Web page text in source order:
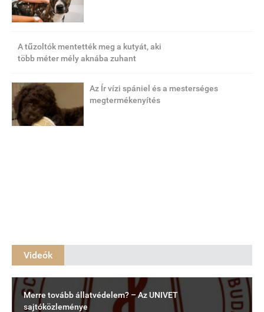
A tűzoltók mentették meg a kutyát, aki
több méter mély aknába zuhant
Az Ír vízi spániel és a mesterséges
megtermékenyítés
Videók
Merre tovább állatvédelem? – Az UNIVET
sajtóközleménye